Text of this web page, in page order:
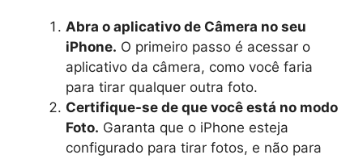
Abra o aplicativo de Câmera no seu
iPhone. O primeiro passo é acessar o
aplicativo da câmera, como você faria
para tirar qualquer outra foto.
Certifique-se de que você está no modo
Foto. Garanta que o iPhone esteja
configurado para tirar fotos, e não para